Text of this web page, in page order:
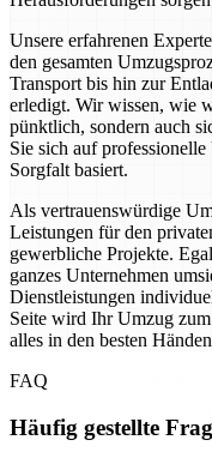
Unsere erfahrenen
den gesamten
Transport bis hin zur
erledigt. Wir wissen, wie
pünktlich, sondern auch
Sie sich auf
Sorgfalt basiert.
Als vertrauenswürdige
Leistungen für den
gewerbliche Projekte.
ganzes Unternehmen
Dienstleistungen
Seite wird Ihr Umzug
alles in den besten
FAQ
Häufig gestellte